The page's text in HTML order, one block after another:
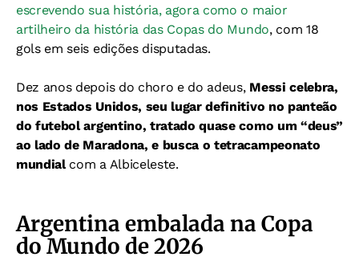
escrevendo sua história, agora como o maior
artilheiro da história das Copas do Mundo, com 18
gols em seis edições disputadas.
Dez anos depois do choro e do adeus, Messi celebra,
nos Estados Unidos, seu lugar definitivo no panteão
do futebol argentino, tratado quase como um “deus”
ao lado de Maradona, e busca o tetracampeonato
mundialcom a Albiceleste.
Argentina embalada na Copa
do Mundo de 2026